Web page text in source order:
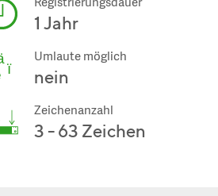
Registrierungsdauer
1 Jahr
Umlaute möglich
nein
Zeichenanzahl
3 - 63 Zeichen